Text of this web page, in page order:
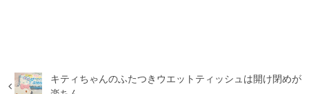
キティちゃんのふたつきウエットティッシュは開け閉めが